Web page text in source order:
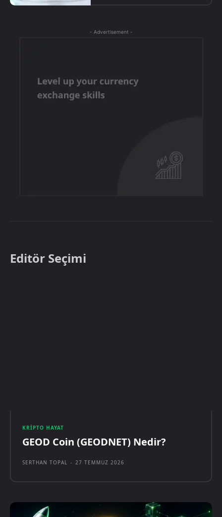
- Advertisement -
Editör Seçimi
KRIPTO HAYAT
GEOD Coin (GEODNET) Nedir?
SERTHAN TOPAL - 27 TEMMUZ 2026